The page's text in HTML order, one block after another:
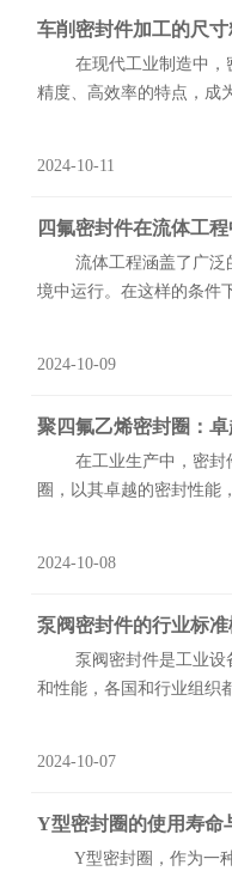
车削密封件加工的尺
在现代工业制造中，密
精度、高效率的特点，成
2024-10-11
四氟密封件在流体工
流体工程涵盖了广泛的
境中运行。在这样的条件
2024-10-09
聚四氟乙烯密封圈：
在工业生产中，密封件
圈，以其卓越的密封性能
2024-10-08
泵阀密封件的行业标
泵阀密封件是工业设备
和性能，各国和行业组织
2024-10-07
Y型密封圈的使用寿命
Y型密封圈，作为一种